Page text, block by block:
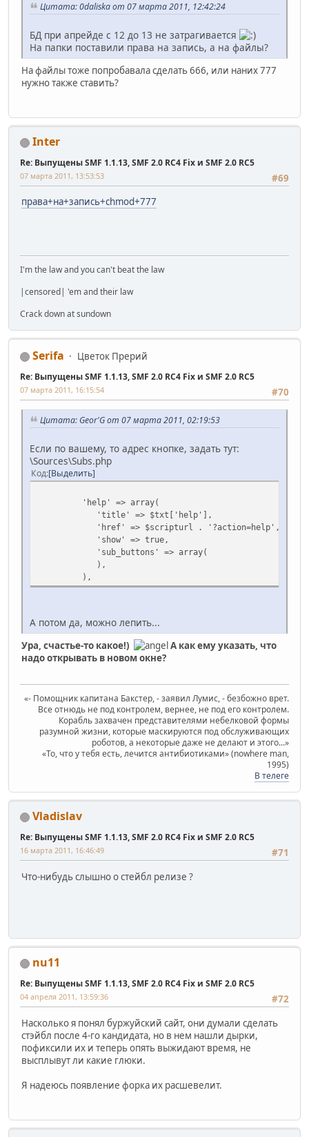
Цитата: 0daliska от 07 марта 2011, 12:42:24
БД при апрейде с 12 до 13 не затрагивается
На папки поставили права на запись, а на файлы?
На файлы тоже попробавала сделать 666, или наних 777
нужно также ставить?
Inter
Re: Выпущены SMF 1.1.13, SMF 2.0 RC4 Fix и SMF 2.0 RC5
#69
07 марта 2011, 13:53:53
права+на+запись+chmod+777
I'm the law and you can't beat the law
|censored| 'em and their law
Crack down at sundown
Serifa Цветок Прерий
Re: Выпущены SMF 1.1.13, SMF 2.0 RC4 Fix и SMF 2.0 RC5
#70
07 марта 2011, 16:15:54
Цитата: Geor'G от 07 марта 2011, 02:19:53
Если по вашему, то адрес кнопке, задать тут:
\Sources\Subs.php
Код Выделить
'help' => array(
'title' => $txt['help'],
'href' => $scripturl . '?action=help',
'show' => true,
'sub_buttons' => array(
),
),
А потом да, можно лепить...
Ура, счастье-то какое!)
А как ему указать, что
надо открывать в новом окне?
«- Помощник капитана Бакстер, - заявил Лумис, - безбожно врет.
Все отнюдь не под контролем, вернее, не под его контролем.
Корабль захвачен представителями небелковой формы
разумной жизни, которые маскируются под обслуживающих
роботов, а некоторые даже не делают и этого...»
«То, что у тебя есть, лечится антибиотиками» (nowhere man,
1995)
В телеге
Vladislav
Re: Выпущены SMF 1.1.13, SMF 2.0 RC4 Fix и SMF 2.0 RC5
#71
16 марта 2011, 16:46:49
Что-нибудь слышно о стейбл релизе ?
nu11
Re: Выпущены SMF 1.1.13, SMF 2.0 RC4 Fix и SMF 2.0 RC5
#72
04 апреля 2011, 13:59:36
Насколько я понял буржуйский сайт, они думали сделать
стэйбл после 4-го кандидата, но в нем нашли дырки,
пофиксили их и теперь опять выжидают время, не
высплывут ли какие глюки.
Я надеюсь появление форка их расшевелит.